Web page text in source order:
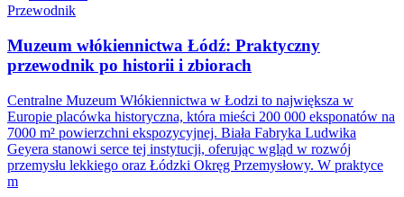
Przewodnik
Muzeum włókiennictwa Łódź: Praktyczny
przewodnik po historii i zbiorach
Centralne Muzeum Włókiennictwa w Łodzi to największa w
Europie placówka historyczna, która mieści 200 000 eksponatów na
7000 m² powierzchni ekspozycyjnej. Biała Fabryka Ludwika
Geyera stanowi serce tej instytucji, oferując wgląd w rozwój
przemysłu lekkiego oraz Łódzki Okręg Przemysłowy. W praktyce
m